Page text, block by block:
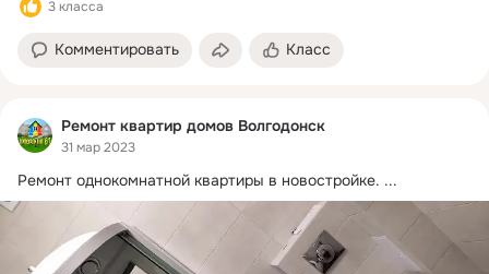
3 класса
Комментировать Класс
Ремонт квартир домов Волгодонск
31 мар 2023
Ремонт однокомнатной квартиры в новостройке. ...